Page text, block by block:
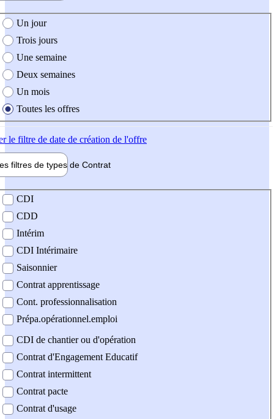
création de l'offre
Un jour
Trois jours
Une semaine
Deux semaines
Un mois
Toutes les offres
le filtre de date de création de l'offre
filtres de types de Contrat
contrat
CDI
CDD
Intérim
CDI Intérimaire
Saisonnier
Contrat apprentissage
Cont. professionnalisation
Prépa.opérationnel.emploi
CDI de chantier ou d'opération
Contrat d'Engagement Educatif
Contrat intermittent
Contrat pacte
Contrat d'usage